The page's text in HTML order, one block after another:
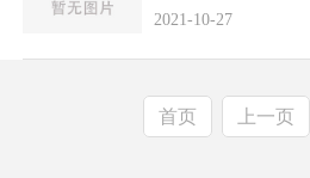
司常年回收各种绝缘
电瓷绝缘子。回收型
XWP-...
2021-10-27
首页 上一页